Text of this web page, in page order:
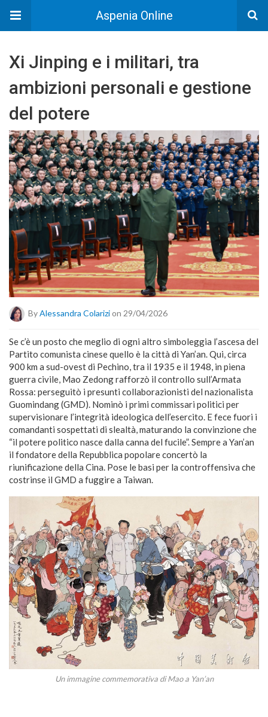
Aspenia Online
Xi Jinping e i militari, tra
ambizioni personali e gestione
del potere
By Alessandra Colarizion 29/04/2026
Se c’è un posto che meglio di ogni altro simboleggia l’ascesa del
Partito comunista cinese quello è la città di Yan’an. Qui, circa
900 km a sud-ovest di Pechino, tra il 1935 e il 1948, in piena
guerra civile, Mao Zedong rafforzò il controllo sull’Armata
Rossa: perseguitò i presunti collaborazionisti del nazionalista
Guomindang (GMD). Nominò i primi commissari politici per
supervisionare l’integrità ideologica dell’esercito. E fece fuori i
comandanti sospettati di slealtà, maturando la convinzione che
“il potere politico nasce dalla canna del fucile”. Sempre a Yan’an
il fondatore della Repubblica popolare concertò la
riunificazione della Cina. Pose le basi per la controffensiva che
costrinse il GMD a fuggire a Taiwan.
Un immagine commemorativa di Mao a Yan’an